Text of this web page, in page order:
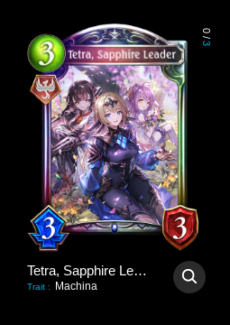
0
/
3
Tetra, Sapphire Leader
Trait : Machina